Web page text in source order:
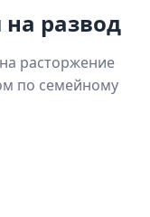
развод
расторжение
по семейному